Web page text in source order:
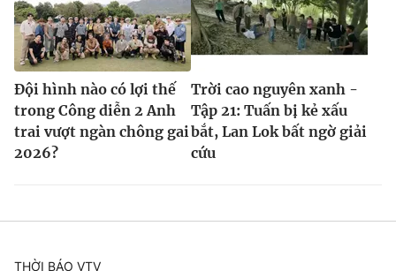
Đội hình nào có lợi thế
trong Công diễn 2 Anh
trai vượt ngàn chông gai
2026?
Trời cao nguyên xanh -
Tập 21: Tuấn bị kẻ xấu
bắt, Lan Lok bất ngờ giải
cứu
THỜI BÁO VTV